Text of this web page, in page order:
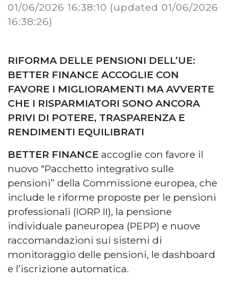
01/06/2026 16:38:10 (updated 01/06/2026
16:38:26)
RIFORMA DELLE PENSIONI DELL’UE:
BETTER FINANCE ACCOGLIE CON
FAVORE I MIGLIORAMENTI MA AVVERTE
CHE I RISPARMIATORI SONO ANCORA
PRIVI DI POTERE, TRASPARENZA E
RENDIMENTI EQUILIBRATI
BETTER FINANCE accoglie con favore il
nuovo “Pacchetto integrativo sulle
pensioni” della Commissione europea, che
include le riforme proposte per le pensioni
professionali (IORP II), la pensione
individuale paneuropea (PEPP) e nuove
raccomandazioni sui sistemi di
monitoraggio delle pensioni, le dashboard
e l’iscrizione automatica.